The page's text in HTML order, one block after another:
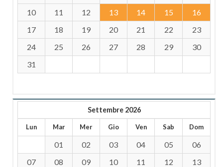
10
11 12 13 14 15
16
17
18 19 20 21 22
23
24
25 26 27 28 29
30
31
Settembre 2026
Lun Mar Mer Gio Ven Sab Dom
01 02 03 04 05
06
07
08 09 10 11 12
13